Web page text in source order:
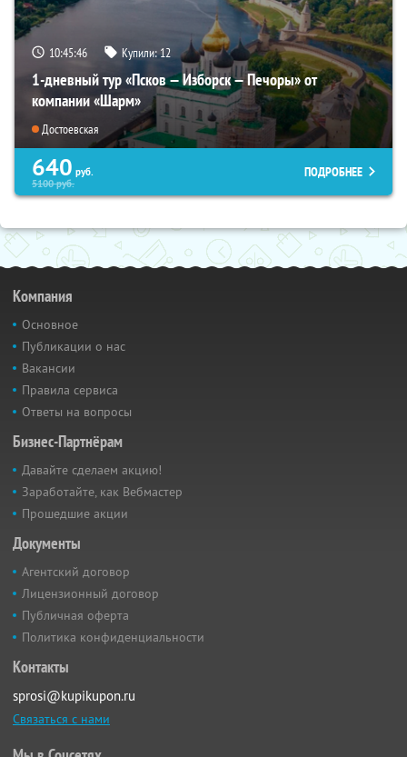
10:45:45 Купили:12
1-дневный тур «Псков — Изборск — Печоры» от
компании «Шарм»
Достоевская
640 руб.
5100руб.
ПОДРОБНЕЕ
Компания
Основное
Публикации о нас
Вакансии
Правила сервиса
Ответы на вопросы
Бизнес-Партнёрам
Давайте сделаем акцию!
Заработайте, как Вебмастер
Прошедшие акции
Документы
Агентский договор
Лицензионный договор
Публичная оферта
Политика конфиденциальности
Контакты
sprosi@kupikupon.ru
Связаться с нами